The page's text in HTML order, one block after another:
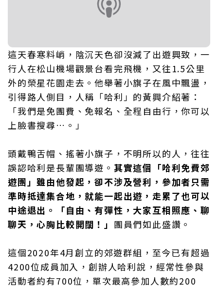
這天春寒料峭，陰沉天色卻沒減了出遊興致，一
行人在松山機場觀景台看完飛機，又往1.5公里
外的榮星花園走去。他舉著小旗子在風中飄盪，
引得路人側目，人稱「哈利」的黃興介紹著：
「我們是免團費、免報名、全程自由行，你可以
上臉書搜尋…。」
頭戴鴨舌帽、搖著小旗子，不明所以的人，往往
誤認哈利是長輩團導遊。 其實這個「哈利免費郊
遊團」雖由他發起，卻不涉及營利，參加者只需
準時抵達集合地，就能一起出遊，走累了也可以
中途退出。「自由、有彈性，大家互相照應、聊
聊天，心胸比較開闊！」 團員們如此盛讚。
這個2020年4月創立的郊遊群組，至今已有超過
4200位成員加入，創辦人哈利說，經常性參與
活動者約有700位，單次最高參加人數約200